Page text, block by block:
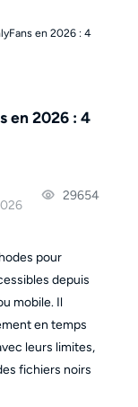
en 2026 : 4
en 2026 : 4
29654
pour
depuis
mobile. Il
en temps
leurs limites,
fichiers noirs